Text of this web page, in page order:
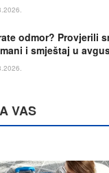
odmor? Provjerili
i smještaj u
VAS